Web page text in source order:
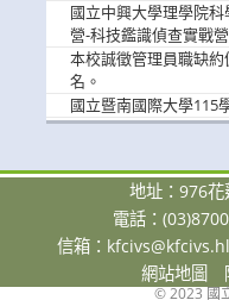
參與。
國立中興大學理學院
營-科技鑑識偵查實戰
加。
本校誠徵管理員職缺
名。
國立暨南國際大學115
地址：976
電話：
信箱：
網站地圖
© 2023 國